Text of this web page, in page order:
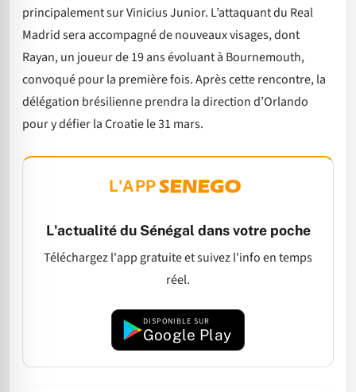
principalement sur Vinicius Junior. L’attaquant du Real
Madrid sera accompagné de nouveaux visages, dont
Rayan, un joueur de 19 ans évoluant à Bournemouth,
convoqué pour la première fois. Après cette rencontre, la
délégation brésilienne prendra la direction d’Orlando
pour y défier la Croatie le 31 mars.
L'APP
L'actualité du Sénégal dans votre poche
Téléchargez l'app gratuite et suivez l'info en temps
réel.
DISPONIBLE SUR
Google Play